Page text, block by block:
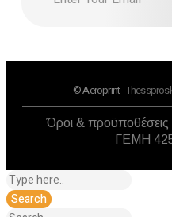
© Aeroprint -
Όροι & προϋποθέσεις
ΓΕΜΗ